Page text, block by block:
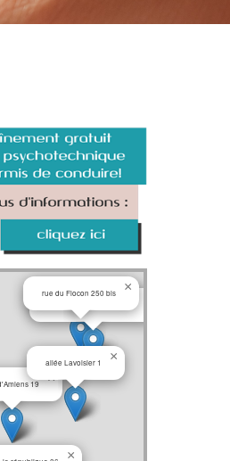
×
19 ×
allée Lavoisier 1 ×
rue du Flocon 250 bis ×